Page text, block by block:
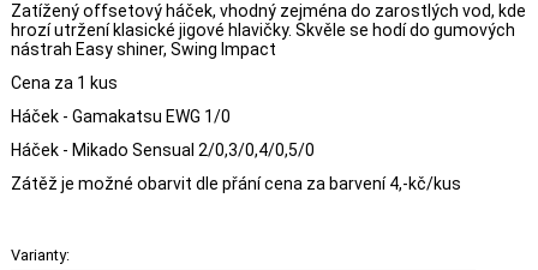
Zatížený offsetový háček, vhodný zejména do zarostlých vod, kde
hrozí utržení klasické jigové hlavičky. Skvěle se hodí do gumových
nástrah Easy shiner, Swing Impact
Cena za 1 kus
Háček - Gamakatsu EWG 1/0
Háček - Mikado Sensual 2/0,3/0,4/0,5/0
Zátěž je možné obarvit dle přání cena za barvení 4,-kč/kus
Varianty: